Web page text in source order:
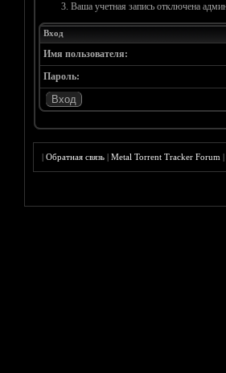
Ваша учетная запись отключена
Вход
Имя пользователя:
Пароль:
|Обратная связь |Metal Torrent Tracker Forum